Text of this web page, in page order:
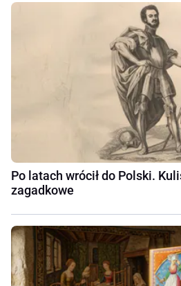
Po latach wrócił do Polski.
zagadkowe